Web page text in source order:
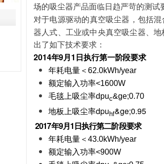
场的吸尘器产品面临日趋严苛的测试
对于电源驱动的真空吸尘器，包括
器人式、工业或中央真空吸尘器、
出了如下技术要求：
2014年9月 1 日执行第一阶段要求
年耗电量＜ 62.0kWh/year
额定输入功率<1600W
毛毯上吸尘率dpuc&ge;0.70
地板上吸尘率dpuhf&ge;0.95
2017年9月 1 日执行第二阶段要求
年耗电量＜ 43.0kWh/year
额定输入功率<900W